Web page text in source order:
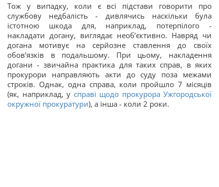
Тож у випадку, коли є всі підстави говорити про
службову недбалість - дивлячись наскільки була
істотною шкода для, наприклад, потерпілого -
накладати догану, виглядає необ’єктивно. Навряд чи
догана мотивує на серйозне ставлення до своїх
обов’язків в подальшому. При цьому, накладення
догани - звичайна практика для таких справ, в яких
прокурори направляють акти до суду поза межами
строків. Однак, одна справа, коли пройшло 7 місяців
(як, наприклад, у справі щодо прокурора Ужгородської
окружної прокуратури), а інша - коли 2 роки.